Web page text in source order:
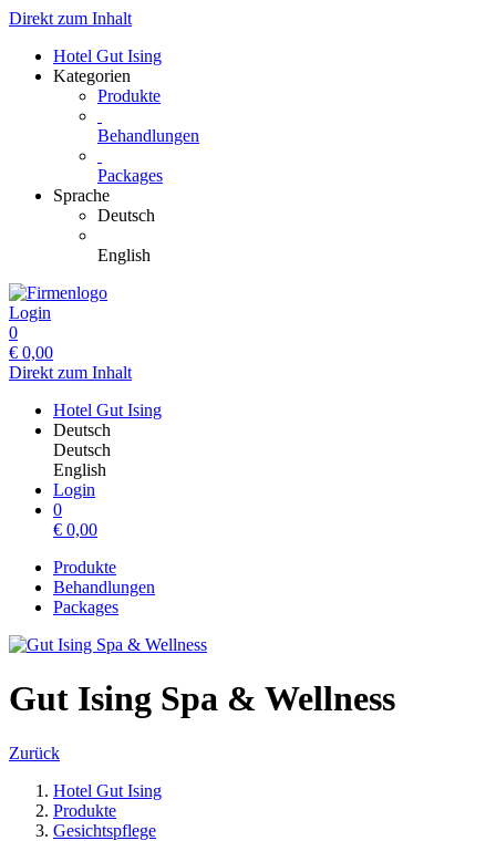
Direkt zum Inhalt
Hotel Gut Ising
Kategorien
Produkte
Behandlungen
Packages
Sprache
Deutsch
English
Login
0
€ 0,00
Direkt zum Inhalt
Hotel Gut Ising
Deutsch
Deutsch
English
Login
0
€ 0,00
Produkte
Behandlungen
Packages
Gut Ising Spa & Wellness
Zurück
Hotel Gut Ising
Produkte
Gesichtspflege